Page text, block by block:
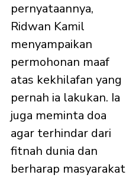
pernyataannya,
Ridwan Kamil
menyampaikan
permohonan maaf
atas kekhilafan yang
pernah ia lakukan. Ia
juga meminta doa
agar terhindar dari
fitnah dunia dan
berharap masyarakat